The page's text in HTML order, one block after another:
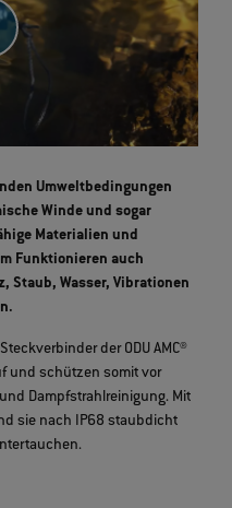
Umweltbedingungen
Winde und sogar
Materialien und
Funktionieren auch
Staub, Wasser, Vibrationen
der ODU AMC®
und schützen somit vor
Dampfstrahlreinigung. Mit
sie nach IP68 staubdicht